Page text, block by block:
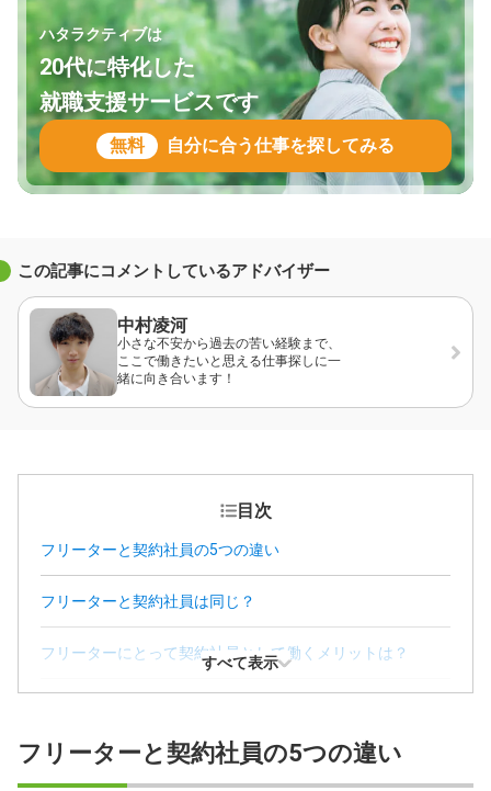
ハタラクティブは
20代に特化した
就職支援サービスです
無料 自分に合う仕事を探してみる
この記事にコメントしているアドバイザー
中村凌河
小さな不安から過去の苦い経験まで、
ここで働きたいと思える仕事探しに一
緒に向き合います！
目次
フリーターと契約社員の5つの違い
フリーターと契約社員は同じ？
フリーターにとって契約社員として働くメリットは？
フリーターと契約社員の待遇差がなくなる？
すべて表示
フリーターと契約社員の5つの違い